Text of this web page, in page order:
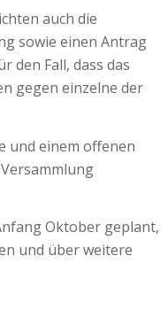
auch die
sowie einen Antrag
den Fall, dass das
gegen einzelne der
und einem offenen
Oktober geplant,
und über weitere